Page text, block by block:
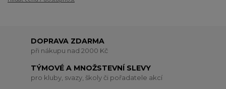
DOPRAVA ZDARMA
při nákupu nad 2000 Kč
TÝMOVÉ A MNOŽSTEVNÍ SLEVY
pro kluby, svazy, školy či pořadatele akcí